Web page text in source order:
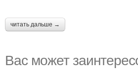
читать дальше →
Вас может